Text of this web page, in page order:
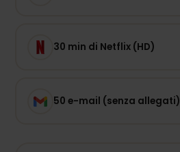
30 min di Netflix (HD)
50 e-mail (senza allegati)